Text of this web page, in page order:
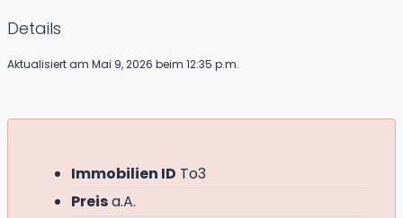
Details
Aktualisiert am Mai 9, 2026 beim 12:35 p.m.
Immobilien ID To3
Preisa.A.